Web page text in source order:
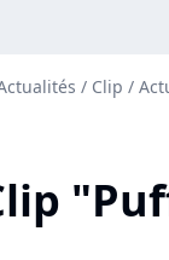
/ Clip /